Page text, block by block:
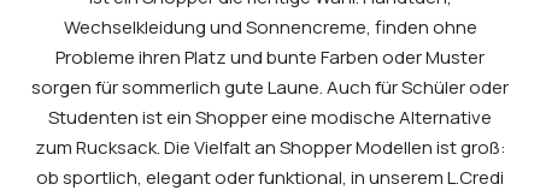
Wechselkleidung und Sonnencreme, finden ohne
Probleme ihren Platz und bunte Farben oder Muster
sorgen für sommerlich gute Laune. Auch für Schüler oder
Studenten ist ein Shopper eine modische Alternative
zum Rucksack. Die Vielfalt an Shopper Modellen ist groß:
ob sportlich, elegant oder funktional, in unserem L.Credi